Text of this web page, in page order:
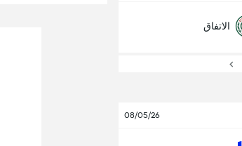
الاتفاق
08/05/26